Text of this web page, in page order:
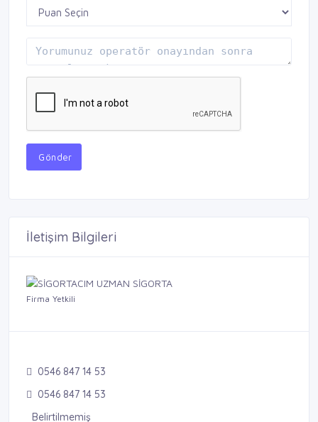
Gönder
İletişim Bilgileri
Firma Yetkili
0546 847 14 53
0546 847 14 53
Belirtilmemiş